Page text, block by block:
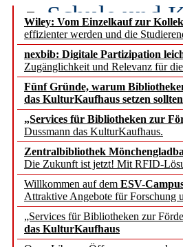
Wiley: Vom Einzelkauf zur
effizienter werden und die
nexbib: Digitale Partizipation
Zugänglichkeit und Relevanz für
Fünf Gründe, warum
das KulturKaufhaus setzen
„Services für Bibliotheken zur
Dussmann das KulturKaufhaus.
Zentralbibliothek
Die Zukunft ist jetzt! Mit RFID-
Willkommen auf dem ESV-
Attraktive Angebote für Forschung
„Services für Bibliotheken zur
das KulturKaufhaus
Schule und
Segment
angepasst
konstruktiv!
Mohr